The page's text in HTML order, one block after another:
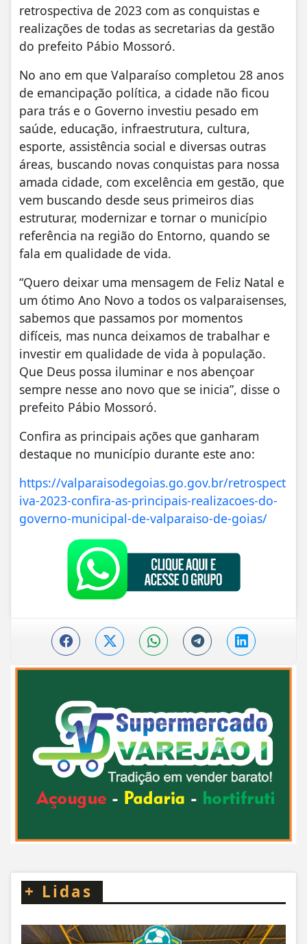
retrospectiva de 2023 com as conquistas e
realizações de todas as secretarias da gestão
do prefeito Pábio Mossoró.
No ano em que Valparaíso completou 28 anos
de emancipação política, a cidade não ficou
para trás e o Governo investiu pesado em
saúde, educação, infraestrutura, cultura,
esporte, assistência social e diversas outras
áreas, buscando novas conquistas para nossa
amada cidade, com excelência em gestão, que
vem buscando desde seus primeiros dias
estruturar, modernizar e tornar o município
referência na região do Entorno, quando se
fala em qualidade de vida.
“Quero deixar uma mensagem de Feliz Natal e
um ótimo Ano Novo a todos os valparaisenses,
sabemos que passamos por momentos
difíceis, mas nunca deixamos de trabalhar e
investir em qualidade de vida à população.
Que Deus possa iluminar e nos abençoar
sempre nesse ano novo que se inicia”, disse o
prefeito Pábio Mossoró.
Confira as principais ações que ganharam
destaque no município durante este ano:
https://valparaisodegoias.go.gov.br/retrospect
iva-2023-confira-as-principais-realizacoes-do-
governo-municipal-de-valparaiso-de-goias/
+ Lidas